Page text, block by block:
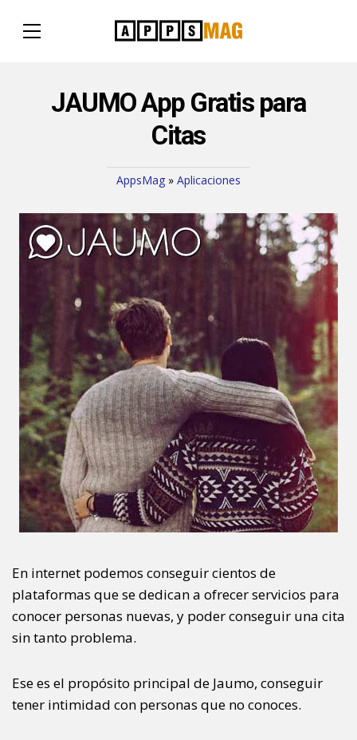
JAUMO App Gratis para
Citas
AppsMag » Aplicaciones
En internet podemos conseguir cientos de
plataformas que se dedican a ofrecer servicios para
conocer personas nuevas, y poder conseguir una cita
sin tanto problema.
Ese es el propósito principal de Jaumo, conseguir
tener intimidad con personas que no conoces.